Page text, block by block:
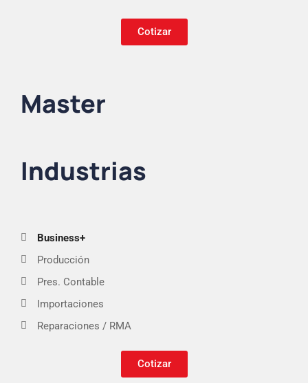
Cotizar
Master
Industrias
Business+
Producción
Pres. Contable
Importaciones
Reparaciones / RMA
Cotizar